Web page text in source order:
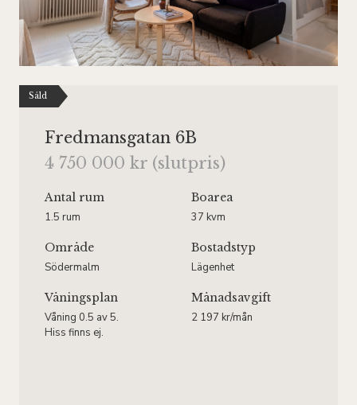
Såld
Fredmansgatan 6B
4 750 000 kr (slutpris)
Antal rum
1.5 rum
Boarea
37 kvm
Område
Södermalm
Bostadstyp
Lägenhet
Våningsplan
Våning 0.5 av 5.
Hiss finns ej.
Månadsavgift
2 197 kr/mån